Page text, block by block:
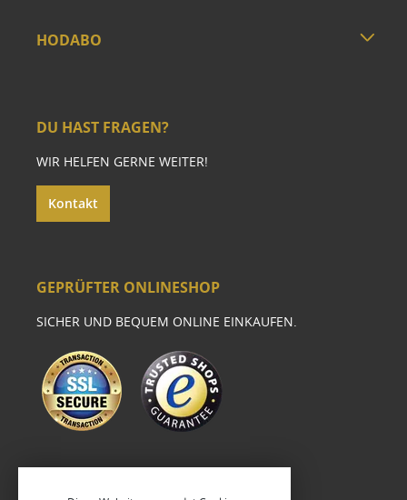
HODABO
DU HAST FRAGEN?
WIR HELFEN GERNE WEITER!
Kontakt
GEPRÜFTER ONLINESHOP
SICHER UND BEQUEM ONLINE EINKAUFEN.